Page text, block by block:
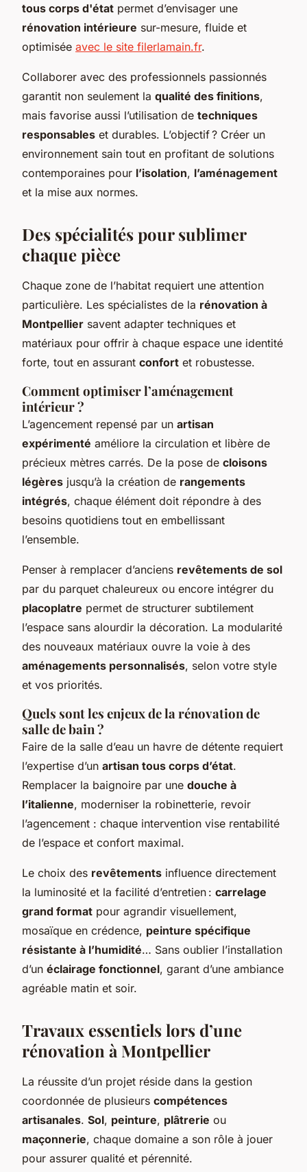
tous corps d'état permet d’envisager une
rénovation intérieure sur-mesure, fluide et
optimisée avec le site filerlamain.fr.
Collaborer avec des professionnels passionnés
garantit non seulement la qualité des finitions,
mais favorise aussi l’utilisation de techniques
responsables et durables. L’objectif ? Créer un
environnement sain tout en profitant de solutions
contemporaines pour l’isolation, l’aménagement
et la mise aux normes.
Des spécialités pour sublimer
chaque pièce
Chaque zone de l’habitat requiert une attention
particulière. Les spécialistes de la rénovation à
Montpellier savent adapter techniques et
matériaux pour offrir à chaque espace une identité
forte, tout en assurant confort et robustesse.
Comment optimiser l’aménagement
intérieur ?
L’agencement repensé par un artisan
expérimenté améliore la circulation et libère de
précieux mètres carrés. De la pose de cloisons
légères jusqu’à la création de rangements
intégrés, chaque élément doit répondre à des
besoins quotidiens tout en embellissant
l’ensemble.
Penser à remplacer d’anciens revêtements de sol
par du parquet chaleureux ou encore intégrer du
placoplatre permet de structurer subtilement
l’espace sans alourdir la décoration. La modularité
des nouveaux matériaux ouvre la voie à des
aménagements personnalisés, selon votre style
et vos priorités.
Quels sont les enjeux de la rénovation de
salle de bain ?
Faire de la salle d’eau un havre de détente requiert
l’expertise d’un artisan tous corps d’état.
Remplacer la baignoire par une douche à
l’italienne, moderniser la robinetterie, revoir
l’agencement : chaque intervention vise rentabilité
de l’espace et confort maximal.
Le choix des revêtements influence directement
la luminosité et la facilité d’entretien : carrelage
grand format pour agrandir visuellement,
mosaïque en crédence, peinture spécifique
résistante à l’humidité… Sans oublier l’installation
d’un éclairage fonctionnel, garant d’une ambiance
agréable matin et soir.
Travaux essentiels lors d’une
rénovation à Montpellier
La réussite d’un projet réside dans la gestion
coordonnée de plusieurs compétences
artisanales. Sol, peinture, plâtrerie ou
maçonnerie, chaque domaine a son rôle à jouer
pour assurer qualité et pérennité.